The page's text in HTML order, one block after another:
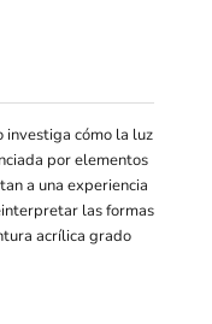
investiga cómo la luz
por elementos
a una experiencia
las formas
acrílica grado